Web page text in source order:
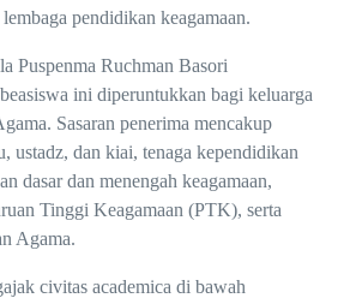
pendidikan keagamaan.
Puspenma Ruchman Basori
ini diperuntukkan bagi keluarga
Sasaran penerima mencakup
ustadz, dan kiai, tenaga kependidikan
dasar dan menengah keagamaan,
Tinggi Keagamaan (PTK), serta
Agama.
civitas academica di bawah